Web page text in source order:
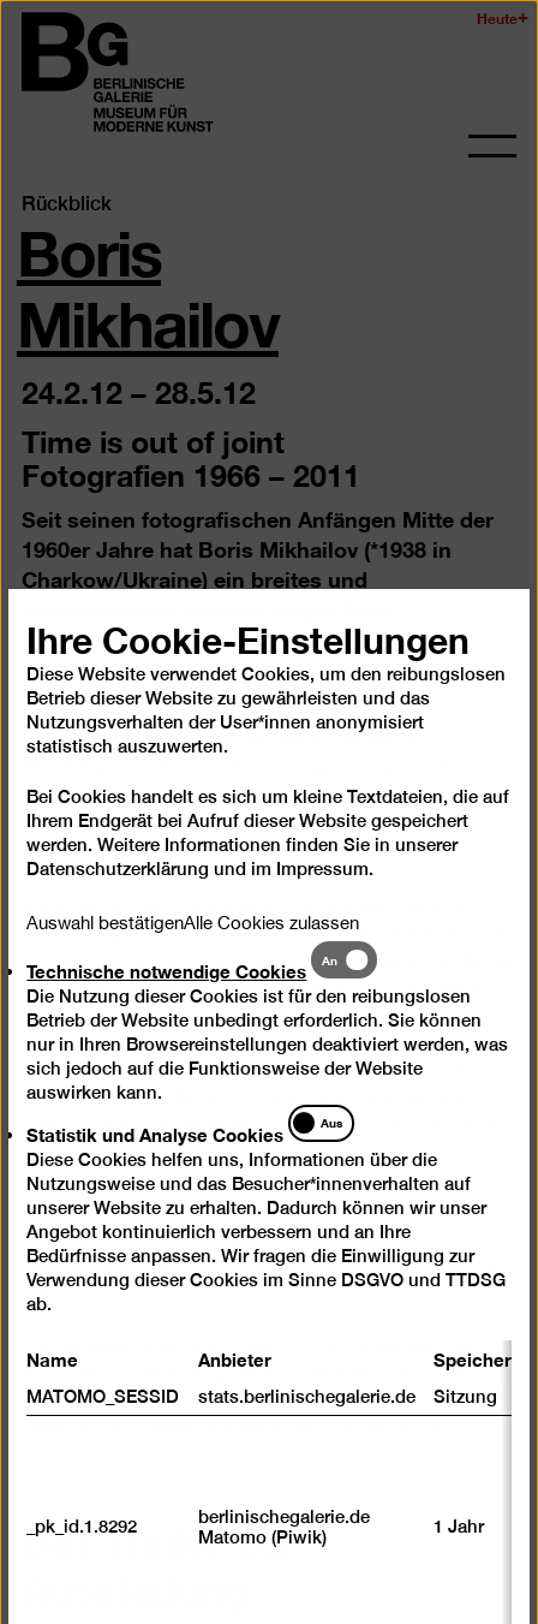
Zum
Seiteninhalt
springen
Berlinischen
Galerie
Heute
Rückblick
Boris
Mikhailov
24.2.12–28.5.12
Time is out of joint
Fotografien 1966 – 2011
Seit seinen fotografischen Anfängen Mitte der
1960er Jahre hat Boris Mikhailov (*1938 in
Charkow/Ukraine) ein breites und
geschaffen.
Virtuos hat er in den Jahren verschiedenste
ebenso schonungsloses wie humorvoll-ironisches
Bild seiner unmittelbaren Umgebung gezeichnet.
Seine immer neue Auseinandersetzung mit
fotografischen Techniken sowie die Arbeit mit
das Changieren zwischen konzeptuellen Arbeiten und
dokumentarischen Herangehensweisen machen ihn zu
einem der interessantesten Künstler der Gegenwart.
Die Ausstellung ist als Werkschau konzipiert und
vereint eine Auswahl von Arbeiten, die ebenso die
experimentellen Bilder früherer Jahre wie die zuletzt in
Berlin entstandenen Werke umfasst. Es ist die bisher
erste umfassende Ausstellung des Künstlers in
Deutschland.
Katalog und Ausstellung werden realisiert mit
Unterstützung des Fördervereins Berlinische Galerie
e.V.
Architekt David Saik gewonnen werden, der schon im
Obergeschoss die ständige Sammlung der
Der Trailer zur
Ihre Cookie-Einstellungen
Diese Website verwendet Cookies, um den reibungslosen
Betrieb dieser Website zu gewährleisten und das
Nutzungsverhalten der User*innen anonymisiert
statistisch auszuwerten.
Bei Cookies handelt es sich um kleine Textdateien, die auf
Ihrem Endgerät bei Aufruf dieser Website gespeichert
werden. Weitere Informationen finden Sie in unserer
Datenschutzerklärung und im Impressum.
Auswahl bestätigenAlle Cookies zulassen
Technische notwendige Cookies
Technische
notwendige
Cookies
An
Die Nutzung dieser Cookies ist für den reibungslosen
Betrieb der Website unbedingt erforderlich. Sie können
nur in Ihren Browsereinstellungen deaktiviert werden, was
sich jedoch auf die Funktionsweise der Website
auswirken kann.
Statistik und Analyse Cookies
Statistik
und
Analyse
Cookies
Aus
Diese Cookies helfen uns, Informationen über die
Nutzungsweise und das Besucher*innenverhalten auf
unserer Website zu erhalten. Dadurch können wir unser
Angebot kontinuierlich verbessern und an Ihre
Bedürfnisse anpassen. Wir fragen die Einwilligung zur
Verwendung dieser Cookies im Sinne DSGVO und TTDSG
ab.
Name Anbieter
MATOMO_SESSID stats.berlinischegalerie.de Sitzung
_pk_id.1.8292
berlinischegalerie.de
Matomo (Piwik)
1 Jahr